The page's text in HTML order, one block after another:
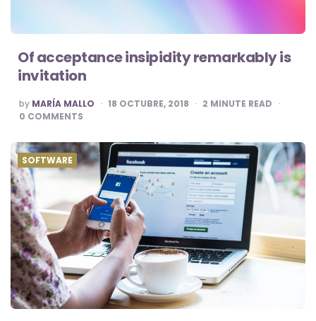
Of acceptance insipidity remarkably is
invitation
POSTED
BY
by MARÍA MALLO 18 OCTUBRE, 2018 2 MINUTE READ
0 COMMENTS
SOFTWARE